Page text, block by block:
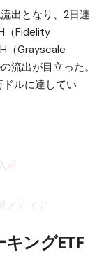
出となり、2日連
（Fidelity
（Grayscale
流出が目立った。
ルに達してい
ングETF